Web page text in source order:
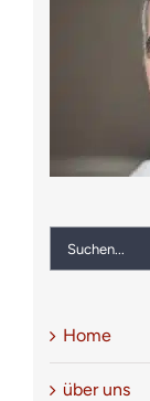
Suche
nach:
Home
über uns